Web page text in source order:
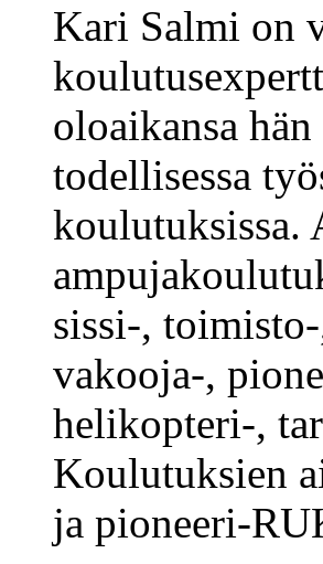
Kari Salmi on
oloaikansa
todellisessa
koulutuksissa.
sissi-,
vakooja-,
helikopteri-,
Koulutuksien
ja pioneeri-